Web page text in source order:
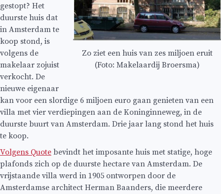
Zo ziet een huis van zes miljoen eruit
(Foto: Makelaardij Broersma)
gestopt? Het
duurste huis dat
in Amsterdam te
koop stond, is
volgens de
makelaar zojuist
verkocht. De
nieuwe eigenaar
kan voor een slordige 6 miljoen euro gaan genieten van een
villa met vier verdiepingen aan de Koninginneweg, in de
duurste buurt van Amsterdam. Drie jaar lang stond het huis
te koop.
Volgens Quote bevindt het imposante huis met statige, hoge
plafonds zich op de duurste hectare van Amsterdam. De
vrijstaande villa werd in 1905 ontworpen door de
Amsterdamse architect Herman Baanders, die meerdere